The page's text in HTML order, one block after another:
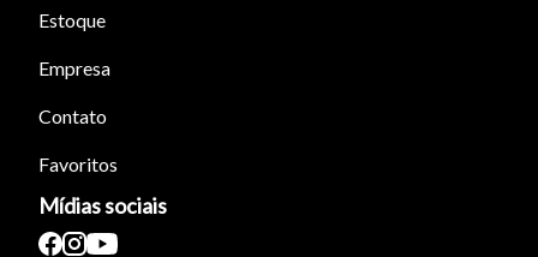
Estoque
Empresa
Contato
Favoritos
Mídias sociais